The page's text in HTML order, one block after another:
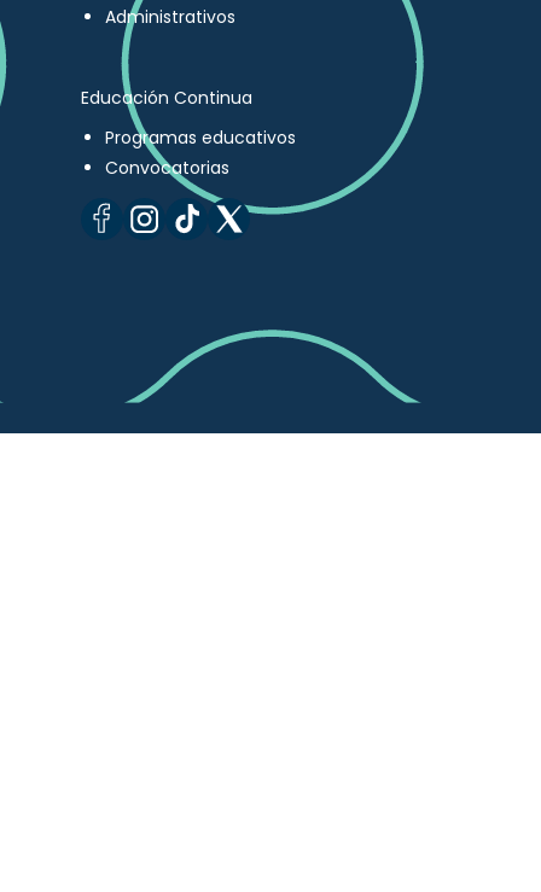
Administrativos
Educación Continua
Programas educativos
Convocatorias